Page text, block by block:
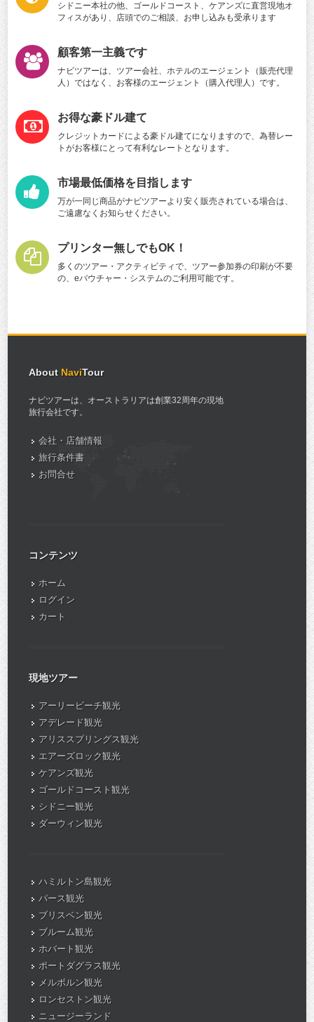
シドニー本社の他、ゴールドコースト、ケアンズに直営現地オ
フィスがあり、店頭でのご相談、お申し込みも受承ります
顧客第一主義です
ナビツアーは、ツアー会社、ホテルのエージェント（販売代理
人）ではなく、お客様のエージェント（購入代理人）です。
お得な豪ドル建て
クレジットカードによる豪ドル建てになりますので、為替レー
トがお客様にとって有利なレートとなります。
市場最低価格を目指します
万が一同じ商品がナビツアーより安く販売されている場合は、
ご遠慮なくお知らせください。
プリンター無しでもOK！
多くのツアー・アクティビティで、ツアー参加券の印刷が不要
の、eバウチャー・システムのご利用可能です。
About NaviTour
ナビツアーは、オーストラリアは創業32周年の現地
旅行会社です。
会社・店舗情報
旅行条件書
お問合せ
コンテンツ
ホーム
ログイン
カート
現地ツアー
アーリービーチ観光
アデレード観光
アリススプリングス観光
エアーズロック観光
ケアンズ観光
ゴールドコースト観光
シドニー観光
ダーウィン観光
ハミルトン島観光
パース観光
ブリスベン観光
ブルーム観光
ホバート観光
ポートダグラス観光
メルボルン観光
ロンセストン観光
ニュージーランド